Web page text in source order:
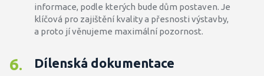
informace, podle kterých bude dům postaven. Je
klíčová pro zajištění kvality a přesnosti výstavby,
a proto jí věnujeme maximální pozornost.
6. Dílenská dokumentace